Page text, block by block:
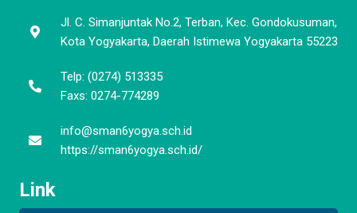
Jl. C. Simanjuntak No.2, Terban, Kec. Gondokusuman,
Kota Yogyakarta, Daerah Istimewa Yogyakarta 55223
Telp: (0274) 513335
Faxs: 0274-774289
info@sman6yogya.sch.id
https://sman6yogya.sch.id/
Link